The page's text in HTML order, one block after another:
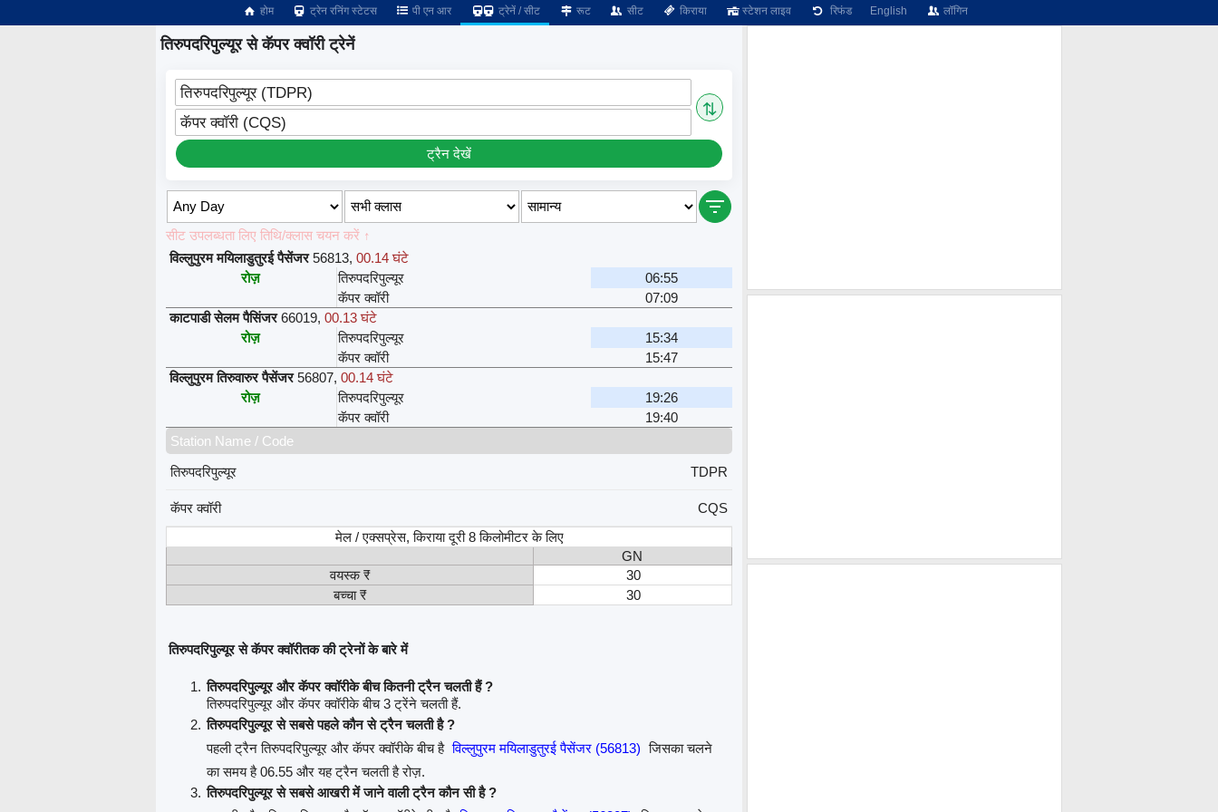
होम ट्रेन रनिंग स्टेटस पी एन आर ट्रेनें / सीट रूट सीट किराया स्टेशन लाइव रिफंड English लॉगिन
तिरुपदरिपुल्यूर से कॅपर क्वॉरी ट्रेनें
तिरुपदरिपुल्यूर (TDPR)
⇅
कॅपर क्वॉरी (CQS)
ट्रैन देखें
सीट उपलब्धता लिए तिथि/क्लास चयन करें ↑
विल्लुपुरम मयिलाडुतुरई पैसेंजर 56813, 00.14 घंटे
रोज़
तिरुपदरिपुल्यूर
06:55
कॅपर क्वॉरी
07:09
काटपाडी सेलम पैसिंजर 66019, 00.13 घंटे
रोज़
तिरुपदरिपुल्यूर
15:34
कॅपर क्वॉरी
15:47
विल्लुपुरम तिरुवारुर पैसेंजर 56807, 00.14 घंटे
रोज़
तिरुपदरिपुल्यूर
19:26
कॅपर क्वॉरी
19:40
Station Name / Code
तिरुपदरिपुल्यूर
TDPR
कॅपर क्वॉरी
CQS
मेल / एक्सप्रेस, किराया दूरी 8 किलोमीटर के लिए
GN
वयस्क ₹
30
बच्चा ₹
30
तिरुपदरिपुल्यूर से कॅपर क्वॉरीतक की ट्रेनों के बारे में
तिरुपदरिपुल्यूर और कॅपर क्वॉरीके बीच कितनी ट्रैन चलती हैं ?
तिरुपदरिपुल्यूर और कॅपर क्वॉरीके बीच 3 ट्रेंने चलती हैं.
तिरुपदरिपुल्यूर से सबसे पहले कौन से ट्रैन चलती है ?
पहली ट्रैन तिरुपदरिपुल्यूर और कॅपर क्वॉरीके बीच है विल्लुपुरम मयिलाडुतुरई पैसेंजर (56813) जिसका चलने
का समय है 06.55 और यह ट्रैन चलती है रोज़.
तिरुपदरिपुल्यूर से सबसे आखरी में जाने वाली ट्रैन कौन सी है ?